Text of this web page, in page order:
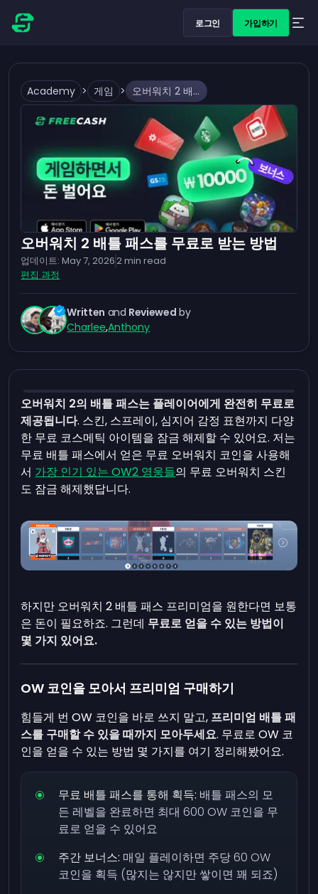
로그인 가입하기
Academy > 게임 > 오버워치 2 배틀 패스를 무료로 받는 방법
오버워치 2 배틀 패스를 무료로 받는 방법
업데이트: May 7, 20262min read
편집 과정
Written and Reviewed by
Charlee,Anthony
오버워치 2의 배틀 패스는 플레이어에게 완전히 무료로
제공됩니다. 스킨, 스프레이, 심지어 감정 표현까지 다양
한 무료 코스메틱 아이템을 잠금 해제할 수 있어요. 저는
무료 배틀 패스에서 얻은 무료 오버워치 코인을 사용해
서 가장 인기 있는 OW2 영웅들의 무료 오버워치 스킨
도 잠금 해제했답니다.
하지만 오버워치 2 배틀 패스 프리미엄을 원한다면 보통
은 돈이 필요하죠. 그런데 무료로 얻을 수 있는 방법이
몇 가지 있어요.
OW 코인을 모아서 프리미엄 구매하기
힘들게 번 OW 코인을 바로 쓰지 말고, 프리미엄 배틀 패
스를 구매할 수 있을 때까지 모아두세요. 무료로 OW 코
인을 얻을 수 있는 방법 몇 가지를 여기 정리해봤어요.
무료 배틀 패스를 통해 획득: 배틀 패스의 모
든 레벨을 완료하면 최대 600 OW 코인을 무
료로 얻을 수 있어요
주간 보너스: 매일 플레이하면 주당 60 OW
코인을 획득 (많지는 않지만 쌓이면 꽤 되죠)